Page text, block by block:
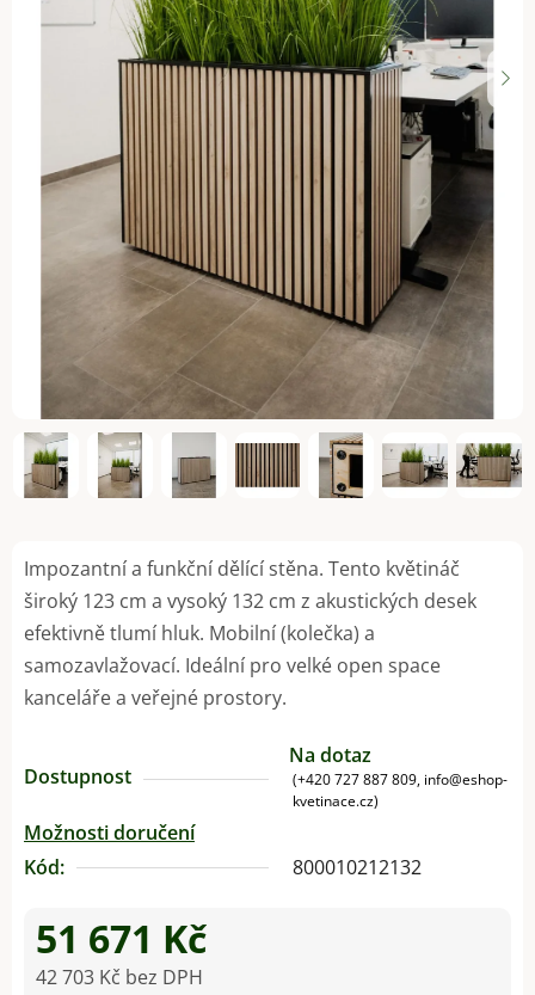
Impozantní a funkční dělící stěna. Tento květináč
široký 123 cm a vysoký 132 cm z akustických desek
efektivně tlumí hluk. Mobilní (kolečka) a
samozavlažovací. Ideální pro velké open space
kanceláře a veřejné prostory.
Dostupnost
Na dotaz
(+420 727 887 809, info@eshop-
kvetinace.cz)
Možnosti doručení
Kód:
800010212132
51 671 Kč
42 703 Kč bez DPH